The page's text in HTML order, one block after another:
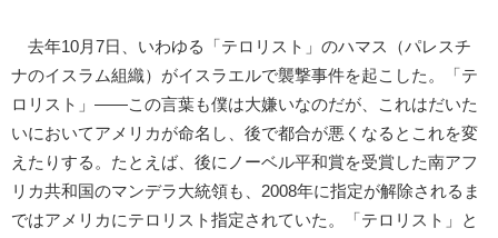
去年10月7日、いわゆる「テロリスト」のハマス（パレスチ
ナのイスラム組織）がイスラエルで襲撃事件を起こした。「テ
ロリスト」――この言葉も僕は大嫌いなのだが、これはだいた
いにおいてアメリカが命名し、後で都合が悪くなるとこれを変
えたりする。たとえば、後にノーベル平和賞を受賞した南アフ
リカ共和国のマンデラ大統領も、2008年に指定が解除されるま
ではアメリカにテロリスト指定されていた。「テロリスト」と